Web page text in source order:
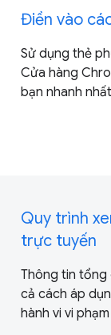
Điền vào
Sử dụng thẻ
Cửa hàng
bạn nhanh
Quy trình
trực tuyến
Thông tin tổng
cả cách áp
hành vi vi